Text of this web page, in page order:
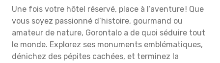
Une fois votre hôtel réservé, place à l’aventure ! Que
vous soyez passionné d’histoire, gourmand ou
amateur de nature, Gorontalo a de quoi séduire tout
le monde. Explorez ses monuments emblématiques,
dénichez des pépites cachées, et terminez la